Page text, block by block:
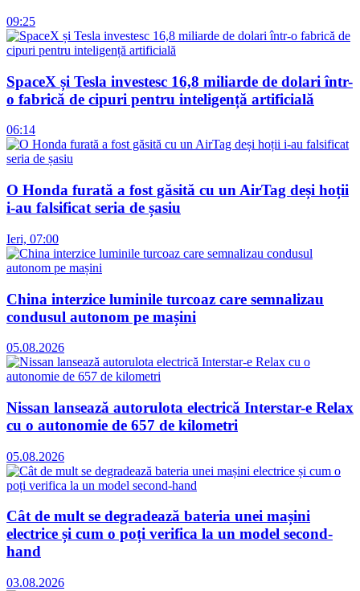
09:25
SpaceX și Tesla investesc 16,8 miliarde de dolari într-
o fabrică de cipuri pentru inteligență artificială
06:14
O Honda furată a fost găsită cu un AirTag deși hoții
i-au falsificat seria de șasiu
Ieri, 07:00
China interzice luminile turcoaz care semnalizau
condusul autonom pe mașini
05.08.2026
Nissan lansează autorulota electrică Interstar-e Relax
cu o autonomie de 657 de kilometri
05.08.2026
Cât de mult se degradează bateria unei mașini
electrice și cum o poți verifica la un model second-
hand
03.08.2026